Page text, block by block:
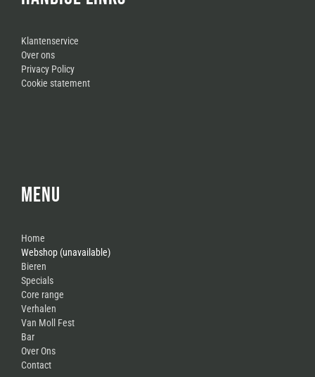
Klantenservice
Over ons
Privacy Policy
Cookie statement
MENU
Home
Webshop (unavailable)
Bieren
Specials
Core range
Verhalen
Van Moll Fest
Bar
Over Ons
Contact